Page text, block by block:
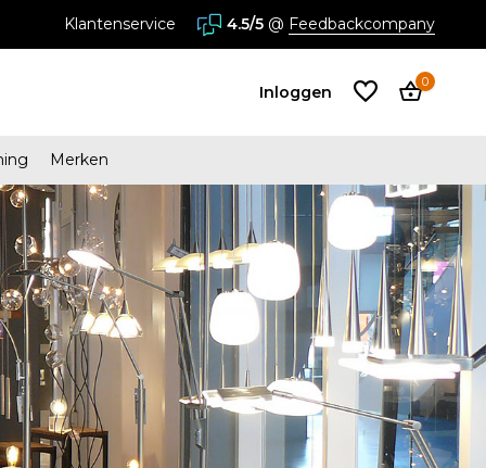
Klantenservice 4.5/5 @ Feedbackcompany
Inloggen
Account
aanmaken
Account
aanmaken
0
Merken